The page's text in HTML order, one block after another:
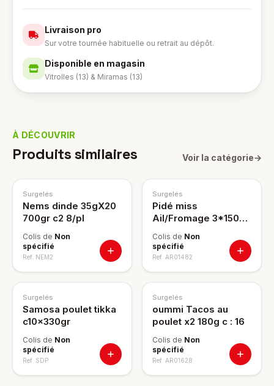
Livraison pro
Sur votre tournée habituelle ou retrait au dépôt.
Disponible en magasin
Vitrolles (13) & Miramas (13)
À DÉCOUVRIR
Produits similaires Voir la catégorie→
Surgelés
Nems dinde 35gX20
700gr c2 8/pl
Colis de Non
spécifié
Ref. NEM2
Surgelés
Pidé miss
Ail/Fromage 3*150g
Colis de Non
spécifié
Ref. AR01482
Surgelés
Samosa poulet tikka
c10x330gr
Colis de Non
spécifié
Ref. SDP
Surgelés
oummi Tacos au
poulet x2 180g c : 16
Colis de Non
spécifié
Ref. AR01628